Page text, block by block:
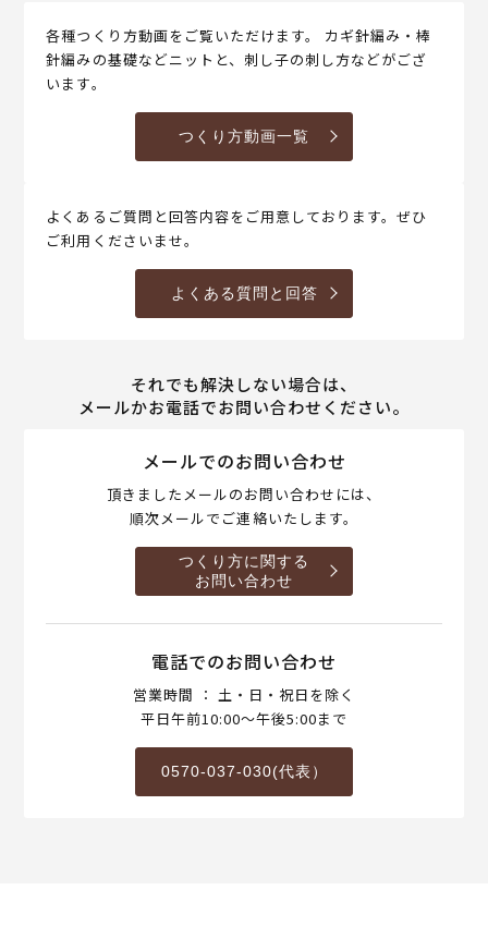
各種つくり方動画をご覧いただけます。 カギ針編み・棒
針編みの基礎などニットと、刺し子の刺し方などがござ
います。
つくり方動画一覧
よくあるご質問と回答内容をご用意しております。ぜひ
ご利用くださいませ。
よくある質問と回答
それでも解決しない場合は、
メールかお電話でお問い合わせください。
メールでのお問い合わせ
頂きましたメールのお問い合わせには、
順次メールでご連絡いたします。
つくり方に関する
お問い合わせ
電話でのお問い合わせ
営業時間 ： 土・日・祝日を除く
平日午前10:00～午後5:00まで
0570-037-030(代表）